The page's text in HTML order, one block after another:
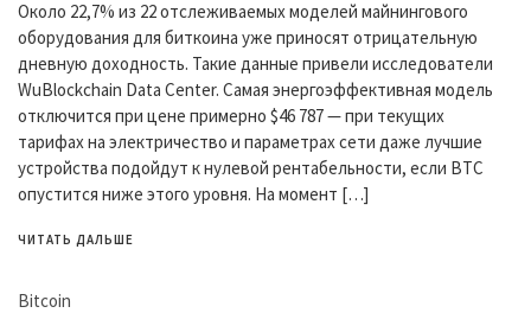
Около 22,7% из 22 отслеживаемых моделей майнингового
оборудования для биткоина уже приносят отрицательную
дневную доходность. Такие данные привели исследователи
WuBlockchain Data Center. Самая энергоэффективная модель
отключится при цене примерно $46 787 — при текущих
тарифах на электричество и параметрах сети даже лучшие
устройства подойдут к нулевой рентабельности, если BTC
опустится ниже этого уровня. На момент […]
ЧИТАТЬ ДАЛЬШЕ
Bitcoin